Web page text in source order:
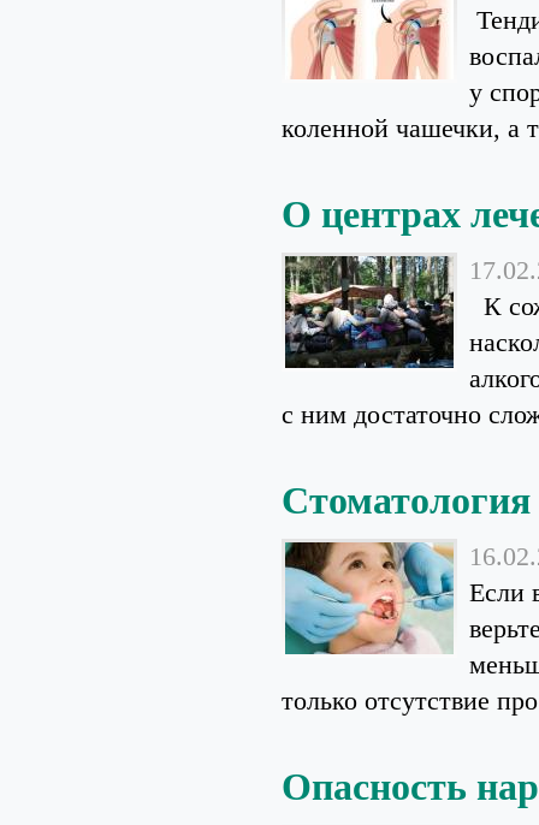
у
коленной чашечки, а
О центрах
К
с ним достаточно
Стоматология
Если
только отсутствие
Опасность